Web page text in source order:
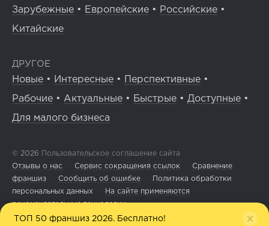
Зарубежные • Европейские • Российские •
Китайские
ДРУГОЕ
Новые • Интересные • Перспективные •
Рабочие • Актуальные • Быстрые • Доступные •
Для малого бизнеса
© 2026 Пользовательское соглашение сайта
Отзывы о нас
Сервис сокращения ссылок
Сравнение
франшиз
Сообщить об ошибке
Политика обработки
персональных данных
На сайте применяются
рекомендательные технологии
ТОП 50 франшиз 2026. Бесплатно!